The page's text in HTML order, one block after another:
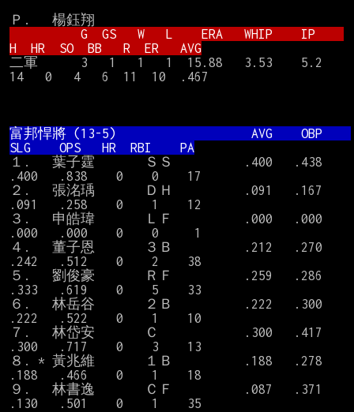
H  HR  SO  BB   R  ER   AVG
二軍      3   1   1   1  15.88   3.53    5.2
14   0   4   6  11  10  .467
富邦悍將 (13-5)                   AVG    OBP
SLG    OPS   HR  RBI    PA
１.   葉子霆       ＳＳ          .400   .438
.400   .838    0    0    17
２.   張洺瑀       ＤＨ          .091   .167
.091   .258    0    1    12
３.   申皓瑋       ＬＦ          .000   .000
.000   .000    0    0     1
４.   董子恩       ３Ｂ          .212   .270
.242   .512    0    2    38
５.   劉俊豪       ＲＦ          .259   .286
.333   .619    0    5    33
６.   林岳谷       ２Ｂ          .222   .300
.222   .522    0    1    10
７.   林岱安       Ｃ            .300   .417
.300   .717    0    3    13
８. * 黃兆維       １Ｂ          .188   .278
.188   .466    0    1    18
９.   林書逸       ＣＦ          .087   .371
.130   .501    0    1    35